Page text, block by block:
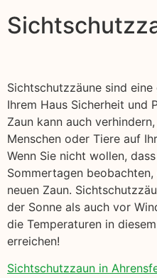
Sichtschutzzäune sind
Ihrem Haus Sicherheit und
Zaun kann auch
Menschen oder Tiere auf
Wenn Sie nicht wollen,
Sommertagen
neuen Zaun.
der Sonne als auch vor
die Temperaturen in
erreichen!
Sichtschutzzaun in